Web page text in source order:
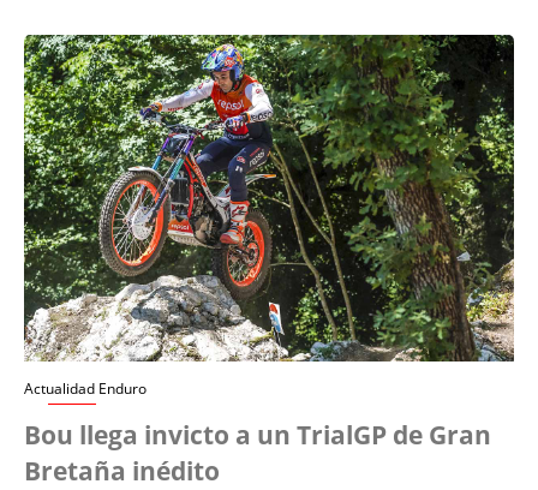
Actualidad Enduro
Bou llega invicto a un TrialGP de Gran
Bretaña inédito